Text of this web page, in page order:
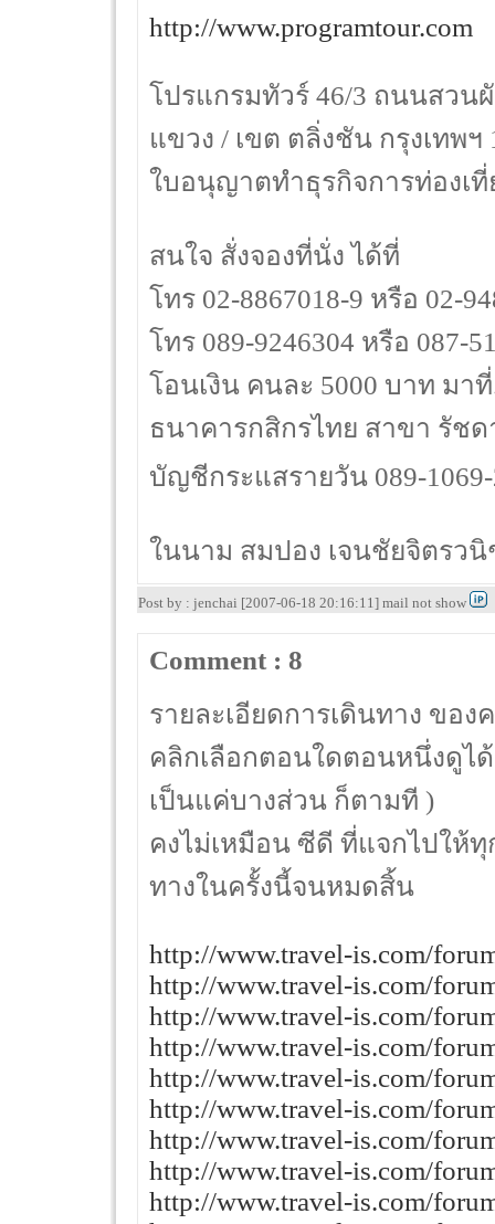
http://www.programtour.com
โปรแกรมทัวร์ 46/3 ถนนสวน
แขวง / เขต ตลิ่งชัน กรุงเทพฯ
ใบอนุญาตทำธุรกิจการท่องเที่
สนใจ สั่งจองที่นั่ง ได้ที่
โทร 02-8867018-9 หรือ 02-
โทร 089-9246304 หรือ 087-
โอนเงิน คนละ 5000 บาท มาที่
ธนาคารกสิกรไทย สาขา รัชด
บัญชีกระแสรายวัน 089-
ในนาม สมปอง เจนชัยจิตรวนิ
Post by : jenchai [2007-06-18 20:16:11] mail not show
Comment : 8
รายละเอียดการเดินทาง ขอ
คลิกเลือกตอนใดตอนหนึ่งดูไ
เป็นแค่บางส่วน ก็ตามที )
คงไม่เหมือน ซีดี ที่แจกไปให้
ทางในครั้งนี้จนหมดสิ้น
http://www.travel-is.com/
http://www.travel-is.com/
http://www.travel-is.com/
http://www.travel-is.com/
http://www.travel-is.com/
http://www.travel-is.com/
http://www.travel-is.com/
http://www.travel-is.com/
http://www.travel-is.com/